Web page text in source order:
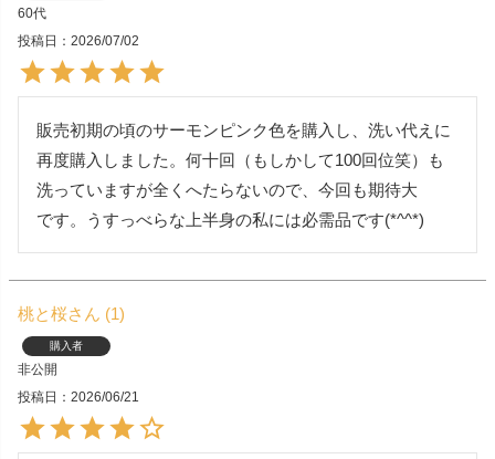
60代
投稿日
2026/07/02
販売初期の頃のサーモンピンク色を購入し、洗い代えに
再度購入しました。何十回（もしかして100回位笑）も
洗っていますが全くへたらないので、今回も期待大
です。うすっべらな上半身の私には必需品です(*^^*)
桃と桜 1
購入者
非公開
投稿日
2026/06/21